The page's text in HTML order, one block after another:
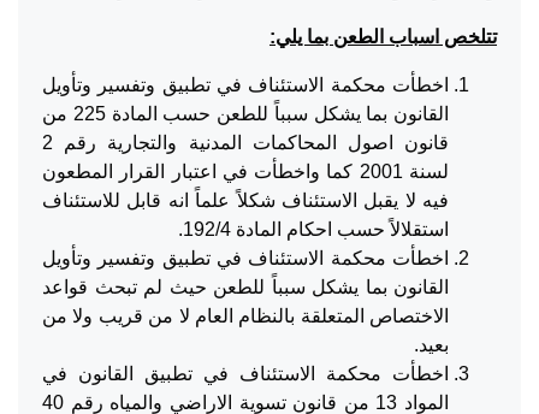
تتلخص اسباب الطعن بما يلي:
اخطأت محكمة الاستئناف في تطبيق وتفسير وتأويل
القانون بما يشكل سبباً للطعن حسب المادة 225 من
قانون اصول المحاكمات المدنية والتجارية رقم 2
لسنة 2001 كما واخطأت في اعتبار القرار المطعون
فيه لا يقبل الاستئناف شكلاً علماً انه قابل للاستئناف
استقلالاً حسب احكام المادة 192/4.
اخطأت محكمة الاستئناف في تطبيق وتفسير وتأويل
القانون بما يشكل سبباً للطعن حيث لم تبحث قواعد
الاختصاص المتعلقة بالنظام العام لا من قريب ولا من
بعيد.
اخطأت محكمة الاستئناف في تطبيق القانون في
المواد 13 من قانون تسوية الاراضي والمياه رقم 40